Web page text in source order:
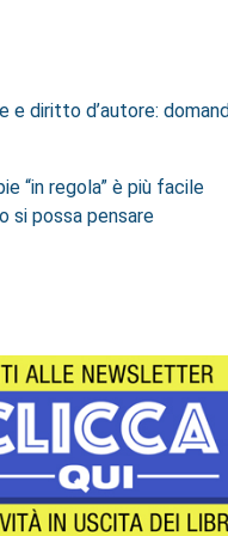
e diritto d’autore:
“in regola” è più facile
si possa pensare